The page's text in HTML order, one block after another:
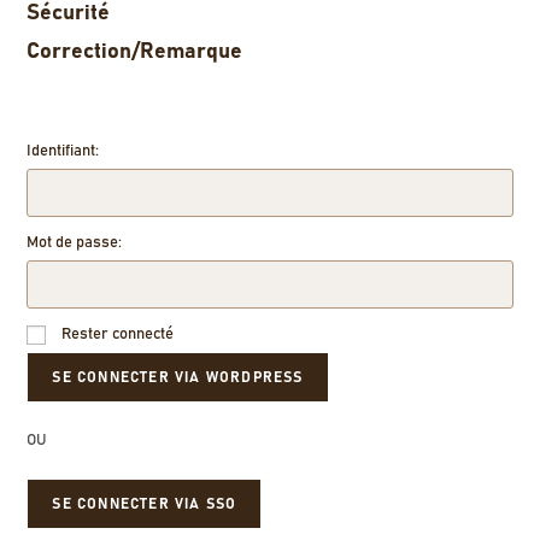
Sécurité
Correction/Remarque
Identifiant:
Mot de passe:
Rester connecté
OU
SE CONNECTER VIA SSO